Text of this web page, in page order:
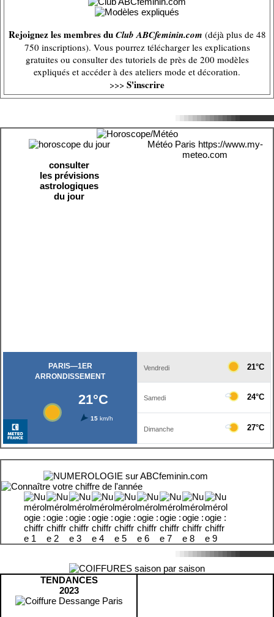
Rejoignez les membres duClub ABCfeminin.com (déjà plus de 48
750 inscriptions). Vous pourrez télécharger les explications
gratuites ou consulter des tutoriels de près de 200 modèles
expliqués et accéder à des ateliers mode et décoration.
>>> S'inscrire
consulter
les prévisions
astrologiques
du jour
Météo Paris https://www.my-
meteo.com
TENDANCES
2023